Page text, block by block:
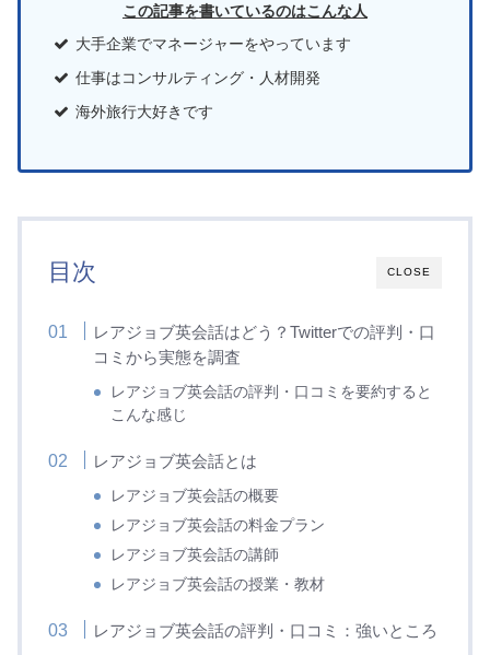
この記事を書いているのはこんな人
大手企業でマネージャーをやっています
仕事はコンサルティング・人材開発
海外旅行大好きです
CLOSE
目次
レアジョブ英会話はどう？Twitterでの評判・口
コミから実態を調査
レアジョブ英会話の評判・口コミを要約すると
こんな感じ
レアジョブ英会話とは
レアジョブ英会話の概要
レアジョブ英会話の料金プラン
レアジョブ英会話の講師
レアジョブ英会話の授業・教材
レアジョブ英会話の評判・口コミ：強いところ